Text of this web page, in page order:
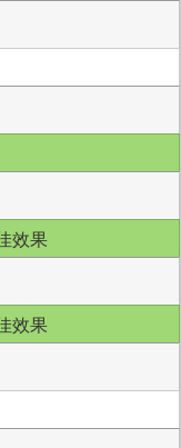
效果
效果